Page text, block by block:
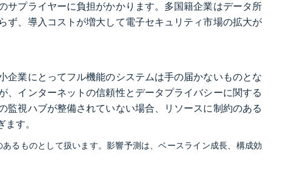
サプライヤーに負担がかかります。多国籍企業はデータ所
ず、導入コストが増大して電子セキュリティ市場の拡大が
業にとってフル機能のシステムは手の届かないものとな
インターネットの信頼性とデータプライバシーに関する
視ハブが整備されていない場合、リソースに制約のある
す。
るものとして扱います。影響予測は、ベースライン成長、構成効